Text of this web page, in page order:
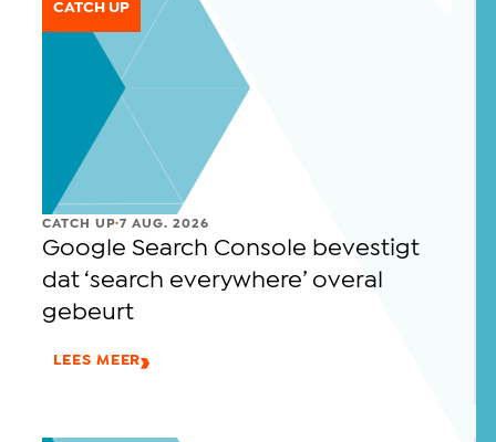
CATCH UP
CATCH UP.7 AUG. 2026
Google Search Console bevestigt
dat ‘search everywhere’ overal
gebeurt
LEES MEER